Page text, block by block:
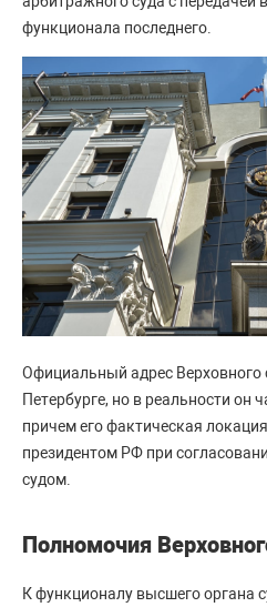
функционала последнего.
Официальный адрес Верховного
Петербурге, но в реальности он
причем его фактическая
президентом РФ при
судом.
Полномочия
К функционалу высшего органа